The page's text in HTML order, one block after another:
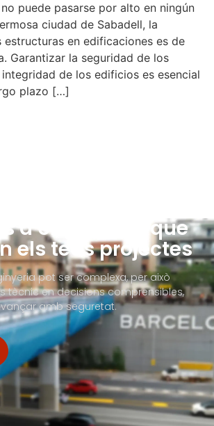
puede pasarse por alto en ningún
ciudad de Sabadell, la
en edificaciones es de
Garantizar la seguridad de los
de los edificios es esencial
plazo […]
d’enginyeria que
els teus projectes
pot ser complexa, per això
tècnic en decisions comprensibles,
amb seguretat.